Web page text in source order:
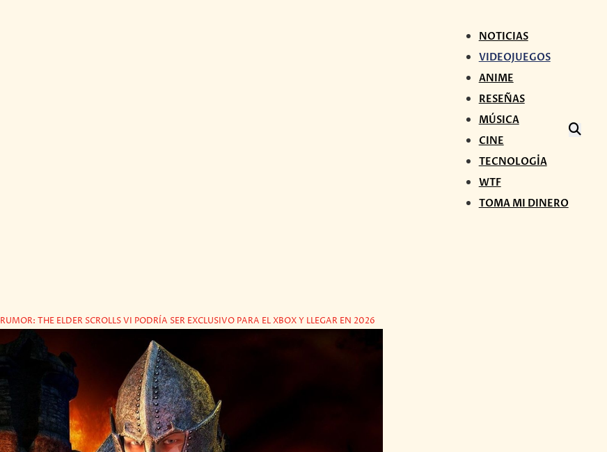
NOTICIAS
VIDEOJUEGOS
ANIME
RESEÑAS
MÚSICA
CINE
TECNOLOGÍA
WTF
TOMA MI DINERO
RUMOR: THE ELDER SCROLLS VI PODRÍA SER EXCLUSIVO PARA EL XBOX Y LLEGAR EN 2026